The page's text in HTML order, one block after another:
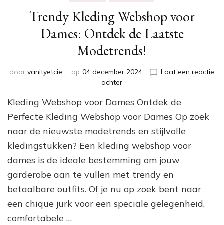
Trendy Kleding Webshop voor
Dames: Ontdek de Laatste
Modetrends!
door vanityetcie op 04 december 2024
Laat een reactie
achterop
Kleding
Webshop
Dames:
Ontdek
de
Laatste
Modetrends!
Kleding Webshop voor Dames Ontdek de
Perfecte Kleding Webshop voor Dames Op zoek
naar de nieuwste modetrends en stijlvolle
kledingstukken? Een kleding webshop voor
dames is de ideale bestemming om jouw
garderobe aan te vullen met trendy en
betaalbare outfits. Of je nu op zoek bent naar
een chique jurk voor een speciale gelegenheid,
comfortabele …